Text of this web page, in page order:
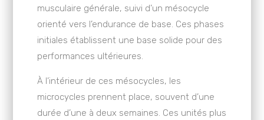
musculaire générale, suivi d’un mésocycle
orienté vers l’endurance de base. Ces phases
initiales établissent une base solide pour des
performances ultérieures.
À l’intérieur de ces mésocycles, les
microcycles prennent place, souvent d’une
durée d’une à deux semaines. Ces unités plus